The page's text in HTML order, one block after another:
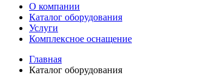
О компании
Каталог оборудования
Услуги
Комплексное оснащение
Главная
Каталог оборудования